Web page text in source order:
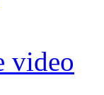
video